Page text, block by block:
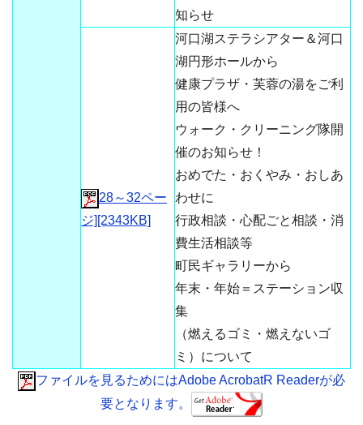
知らせ
28～32ペー
ジ][2343KB]
河口湖ステラシアター＆河口
湖円形ホールから
健康プラザ・芙蓉の湯をご利
用の皆様へ
ウォーク・クリーニング隊開
催のお知らせ！
おめでた・おくやみ・おしあ
わせに
行政相談・心配ごと相談・消
費生活相談等
町民ギャラリーから
年末・年始＝ステーション収
集
（燃えるゴミ・燃えないゴ
ミ）について
ファイルを見るためにはAdobe AcrobatR Readerが必
要となります。